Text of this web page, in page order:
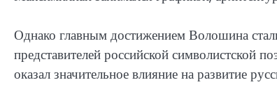
Однако главным достижением Волошина
представителей российской символистской
оказал значительное влияние на развитие